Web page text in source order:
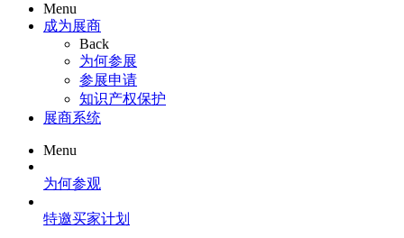
Menu
成为展商
Back
为何参展
参展申请
知识产权保护
展商系统
Menu
为何参观
特邀买家计划